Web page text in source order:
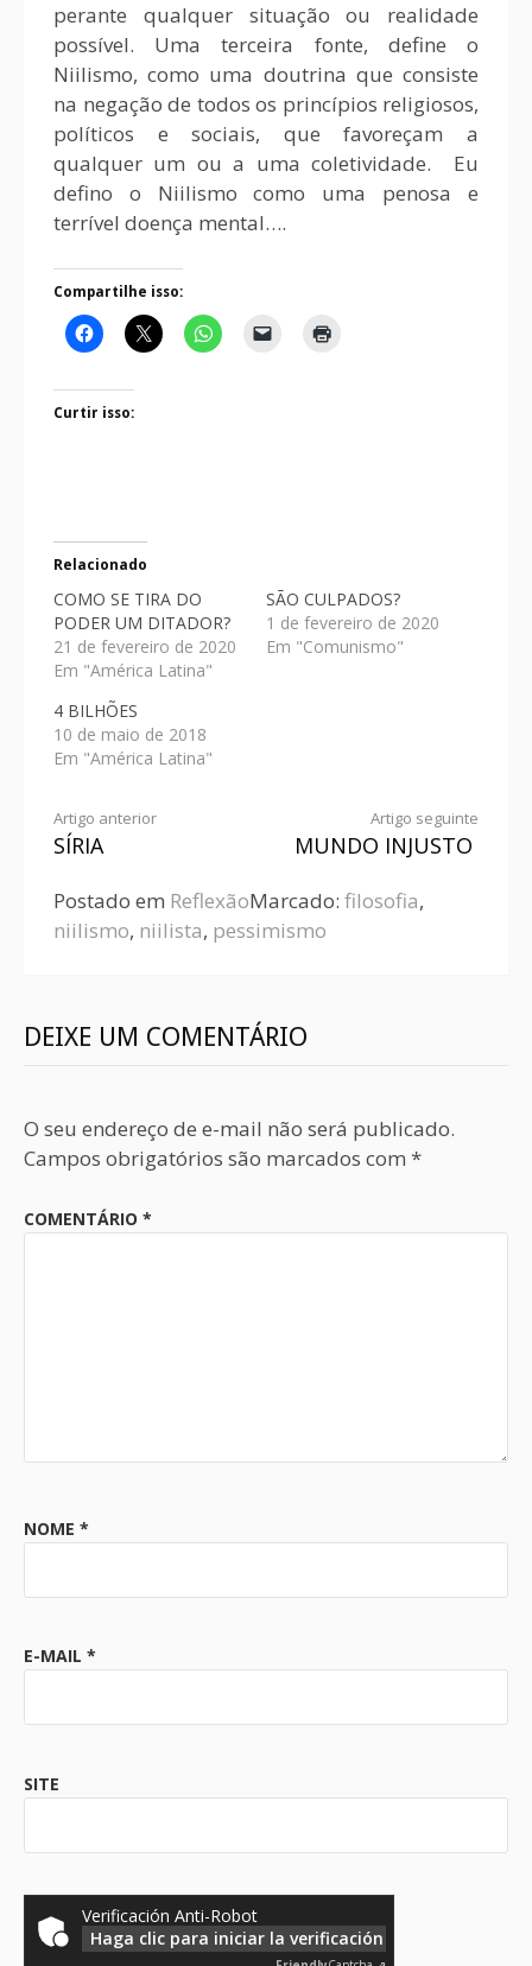
perante qualquer situação ou realidade
possível. Uma terceira fonte, define o
Niilismo, como uma doutrina que consiste
na negação de todos os princípios religiosos,
políticos e sociais, que favoreçam a
qualquer um ou a uma coletividade. Eu
defino o Niilismo como uma penosa e
terrível doença mental….
Compartilhe isso:
Curtir isso:
Relacionado
COMO SE TIRA DO
PODER UM DITADOR?
21 de fevereiro de 2020
Em "América Latina"
SÃO CULPADOS?
1 de fevereiro de 2020
Em "Comunismo"
4 BILHÕES
10 de maio de 2018
Em "América Latina"
Artigo anterior
SÍRIA
Artigo seguinte
MUNDO INJUSTO
Postado em ReflexãoMarcado: filosofia,
niilismo, niilista, pessimismo
DEIXE UM COMENTÁRIO
O seu endereço de e-mail não será publicado.
Campos obrigatórios são marcados com *
COMENTÁRIO *
NOME *
E-MAIL *
SITE
Verificación Anti-Robot
Haga clic para iniciar la verificación